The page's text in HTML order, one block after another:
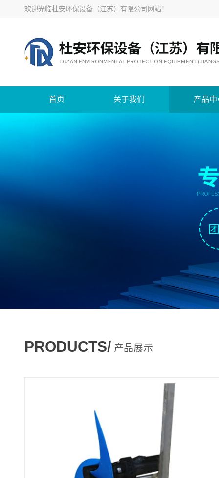
欢迎光临杜安环保设备（江苏）有限公司网站！
首页 关于我们 产品中
PRODUCTS/ 产品展示